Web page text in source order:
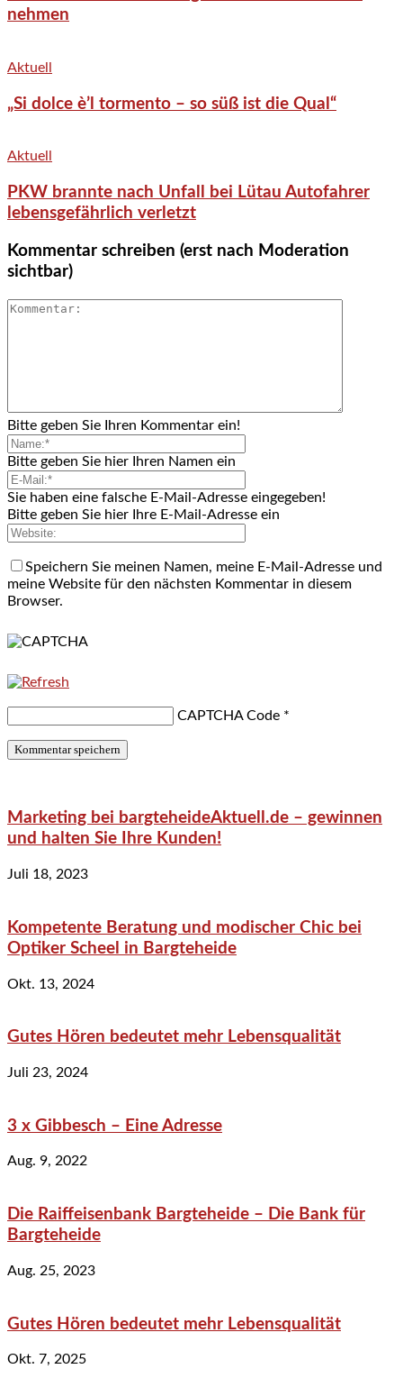
nehmen
Aktuell
„Si dolce è’l tormento – so süß ist die Qual“
Aktuell
PKW brannte nach Unfall bei Lütau Autofahrer
lebensgefährlich verletzt
Kommentar schreiben (erst nach Moderation
sichtbar)
Bitte geben Sie Ihren Kommentar ein!
Bitte geben Sie hier Ihren Namen ein
Sie haben eine falsche E-Mail-Adresse eingegeben!
Bitte geben Sie hier Ihre E-Mail-Adresse ein
Speichern Sie meinen Namen, meine E-Mail-Adresse und
meine Website für den nächsten Kommentar in diesem
Browser.
CAPTCHA Code *
Marketing bei bargteheideAktuell.de – gewinnen
und halten Sie Ihre Kunden!
Juli 18, 2023
Kompetente Beratung und modischer Chic bei
Optiker Scheel in Bargteheide
Okt. 13, 2024
Gutes Hören bedeutet mehr Lebensqualität
Juli 23, 2024
3 x Gibbesch – Eine Adresse
Aug. 9, 2022
Die Raiffeisenbank Bargteheide – Die Bank für
Bargteheide
Aug. 25, 2023
Gutes Hören bedeutet mehr Lebensqualität
Okt. 7, 2025